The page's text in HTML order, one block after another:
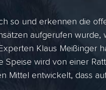
so und erkennen die
aufgerufen wurde,
Klaus Meißinger
Speise wird von einer
Mittel entwickelt, dass